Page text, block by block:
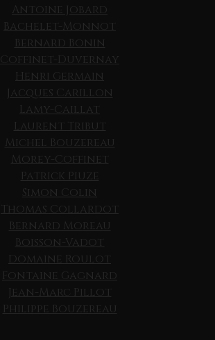
Antoine Jobard
Bachelet-Monnot
Bernard Bonin
Coffinet-Duvernay
Henri Germain
Jacques Carillon
Lamy-Caillat
Laurent Tribut
Michel Bouzereau
Morey-Coffinet
Patrick Piuze
Simon Colin
Thomas Collardot
Bernard Moreau
Boisson-Vadot
Domaine Roulot
Fontaine Gagnard
Jean-Marc Pillot
Philippe Bouzereau